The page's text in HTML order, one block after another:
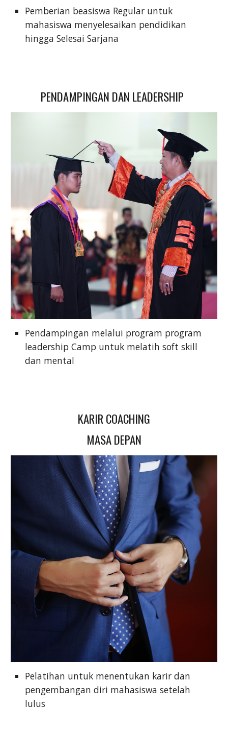
Pemberian beasiswa Regular untuk
mahasiswa menyelesaikan pendidikan
hingga Selesai Sarjana
PENDAMPINGAN DAN LEADERSHIP
Pendampingan melalui program program
leadership Camp untuk melatih soft skill
dan mental
KARIR COACHING
MASA DEPAN
Pelatihan untuk menentukan karir dan
pengembangan diri mahasiswasetelah
lulus